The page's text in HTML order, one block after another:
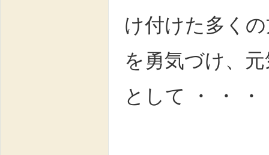
け付けた多く
を勇気づけ、
として ・ ・ ・